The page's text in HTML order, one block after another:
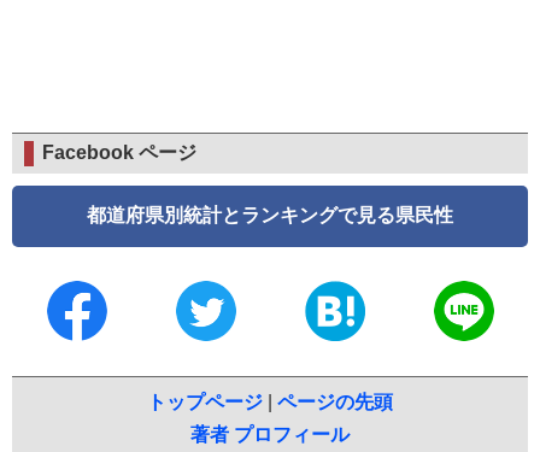
Facebook ページ
都道府県別統計とランキングで見る県民性
トップページ
ページの先頭
著者 プロフィール